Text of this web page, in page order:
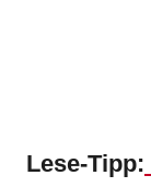
Lese-Tipp: